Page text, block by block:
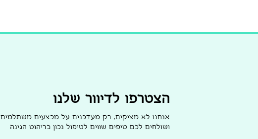
הצטרפו לדיוור שלנו
אנחנו לא מציקים, רק מעדכנים על מבצעים משתלמים
ושולחים לכם טיפים שווים לטיפול נכון בריהוט הגינה